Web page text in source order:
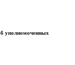
уполномоченных